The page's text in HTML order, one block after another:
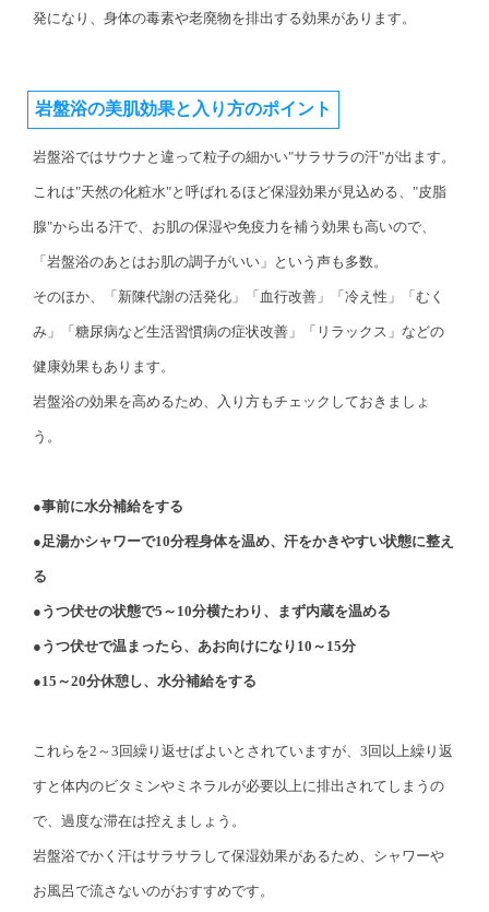
発になり、身体の毒素や老廃物を排出する効果があります。
岩盤浴の美肌効果と入り方のポイント
岩盤浴ではサウナと違って粒子の細かい"サラサラの汗"が出ます。
これは"天然の化粧水"と呼ばれるほど保湿効果が見込める、"皮脂
腺"から出る汗で、お肌の保湿や免疫力を補う効果も高いので、
「岩盤浴のあとはお肌の調子がいい」という声も多数。
そのほか、「新陳代謝の活発化」「血行改善」「冷え性」「むく
み」「糖尿病など生活習慣病の症状改善」「リラックス」などの
健康効果もあります。
岩盤浴の効果を高めるため、入り方もチェックしておきましょ
う。
●事前に水分補給をする
●足湯かシャワーで10分程身体を温め、汗をかきやすい状態に整え
る
●うつ伏せの状態で5～10分横たわり、まず内蔵を温める
●うつ伏せで温まったら、あお向けになり10～15分
●15～20分休憩し、水分補給をする
これらを2～3回繰り返せばよいとされていますが、3回以上繰り返
すと体内のビタミンやミネラルが必要以上に排出されてしまうの
で、過度な滞在は控えましょう。
岩盤浴でかく汗はサラサラして保湿効果があるため、シャワーや
お風呂で流さないのがおすすめです。